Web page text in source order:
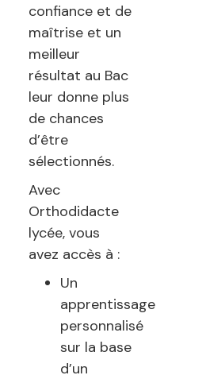
confiance et de
maîtrise et un
meilleur
résultat au Bac
leur donne plus
de chances
d’être
sélectionnés.
Avec
Orthodidacte
lycée, vous
avez accès à :
Un
apprentissage
personnalisé
sur la base
d’un